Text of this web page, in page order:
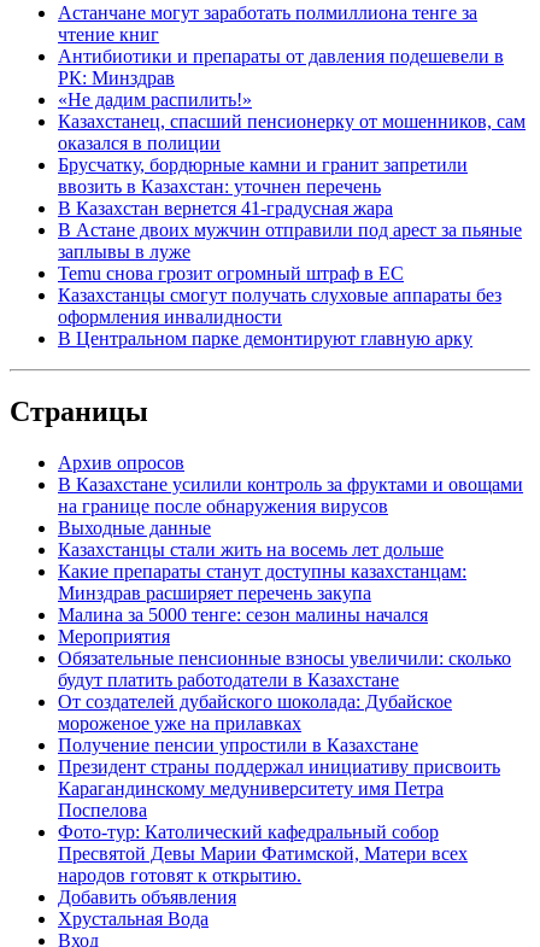
Астанчане могут заработать полмиллиона тенге за
чтение книг
Антибиотики и препараты от давления подешевели в
РК: Минздрав
«Не дадим распилить!»
Казахстанец, спасший пенсионерку от мошенников, сам
оказался в полиции
Брусчатку, бордюрные камни и гранит запретили
ввозить в Казахстан: уточнен перечень
В Казахстан вернется 41-градусная жара
В Астане двоих мужчин отправили под арест за пьяные
заплывы в луже
Temu снова грозит огромный штраф в ЕС
Казахстанцы смогут получать слуховые аппараты без
оформления инвалидности
В Центральном парке демонтируют главную арку
Страницы
Архив опросов
В Казахстане усилили контроль за фруктами и овощами
на границе после обнаружения вирусов
Выходные данные
Казахстанцы стали жить на восемь лет дольше
Какие препараты станут доступны казахстанцам:
Минздрав расширяет перечень закупа
Малина за 5000 тенге: сезон малины начался
Мероприятия
Обязательные пенсионные взносы увеличили: сколько
будут платить работодатели в Казахстане
От создателей дубайского шоколада: Дубайское
мороженое уже на прилавках
Получение пенсии упростили в Казахстане
Президент страны поддержал инициативу присвоить
Карагандинскому медуниверситету имя Петра
Поспелова
Фото-тур: Католический кафедральный собор
Пресвятой Девы Марии Фатимской, Матери всех
народов готовят к открытию.
Добавить объявления
Хрустальная Вода
Вход